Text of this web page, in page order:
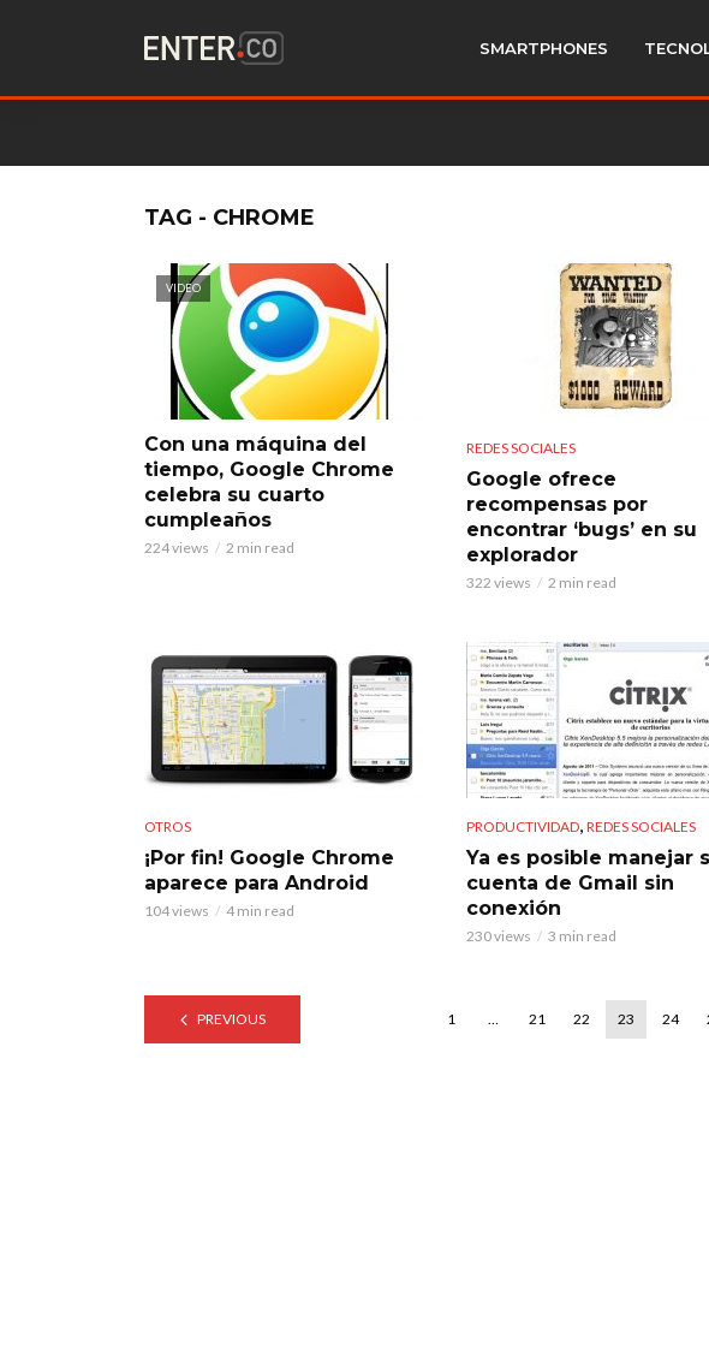
SMARTPHONES
TAG - CHROME
VIDEO
Con una máquina del
tiempo, Google Chrome
celebra su cuarto
cumpleaños
224 views 2 min read
REDES SOCIALES
Google ofrece
recompensas por
encontrar ‘bugs’ en su
explorador
322 views 2 min read
OTROS
¡Por fin! Google Chrome
aparece para Android
104 views 4 min read
PRODUCTIVIDAD, REDES SOCIALES
Ya es posible manejar
cuenta de Gmail sin
conexión
230 views 3 min read
PREVIOUS 1 … 21 22 23 24